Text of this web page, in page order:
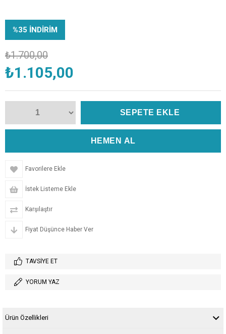
%35 İNDIRIM
₺1.700,00
₺1.105,00
Favorilere Ekle
İstek Listeme Ekle
Karşılaştır
Fiyat Düşünce Haber Ver
TAVSIYE ET
YORUM YAZ
Ürün Özellikleri